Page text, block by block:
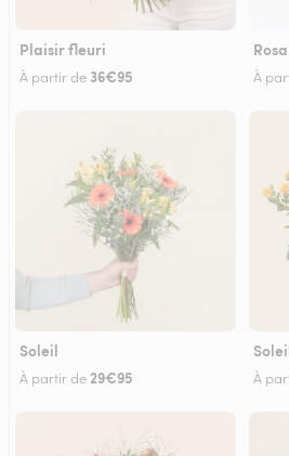
Plaisir fleuri
À partir de 36€95 À
Soleil
À partir de29€95 À